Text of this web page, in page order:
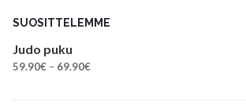
SUOSITTELEMME
Judo puku
59.90€ – 69.90€Hintaluokka: